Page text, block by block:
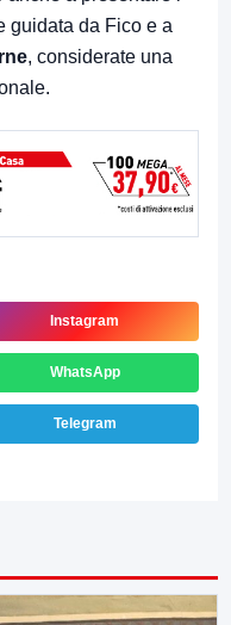
guidata da Fico e a
, considerate una
Instagram
WhatsApp
Telegram